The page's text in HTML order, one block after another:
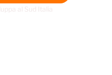
al Sud Italia